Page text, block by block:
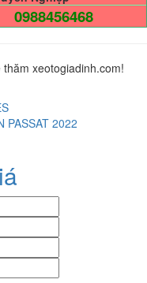
0988456468
xeotogiadinh.com!
PASSAT 2022